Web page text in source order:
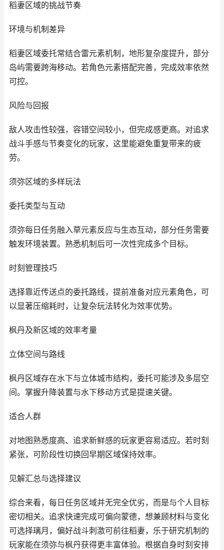
稻妻区域的挑战节奏
环境与机制差异
稻妻区域委托常结合雷元素机制，地形复杂度提升，部分
岛屿需要跨海移动。若角色元素搭配完善，完成效率依然
可控。
风险与回报
敌人攻击性较强，容错空间较小，但完成感更高。对追求
战斗手感与节奏变化的玩家，这里能避免重复带来的疲
劳。
须弥区域的多样玩法
委托类型与互动
须弥每日任务融入草元素反应与生态互动，部分任务需要
触发环境装置。熟悉机制后可一次性完成多个目标。
时刻管理技巧
选择靠近传送点的委托路线，提前准备对应元素角色，可
以显著压缩耗时，让复杂玩法转化为效率优势。
枫丹及新区域的效率考量
立体空间与路线
枫丹区域存在水下与立体城市结构，委托可能涉及多层空
间。掌握升降装置与水下移动方式是提速关键。
适合人群
对地图熟悉度高、追求新鲜感的玩家更容易适应。若时刻
紧张，可阶段性切换回早期区域保持效率。
见解汇总与选择建议
综合来看，每日任务区域并无完全优劣，而是与个人目标
密切相关。追求快速完成可偏向蒙德，想兼顾材料与变化
可选择璃月，偏好战斗刺激可前往稻妻，乐于研究机制的
玩家能在须弥与枫丹获得更丰富体验。根据自身时刻安排